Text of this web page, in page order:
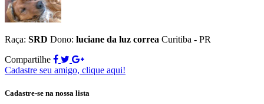
Raça: SRD Dono: luciane da luz correa Curitiba - PR
Compartilhe
Cadastre seu amigo, clique aqui!
Cadastre-se na nossa lista